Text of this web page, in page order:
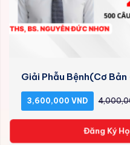
Giải Phẫu Bệnh(Cơ
3,600,000 VND
Đăng Ký